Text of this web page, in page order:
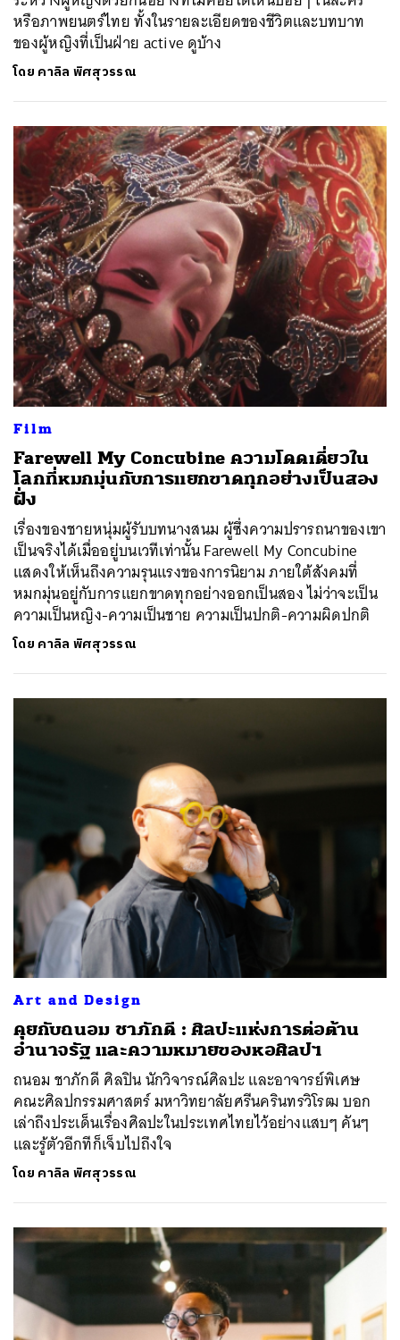
หรือภาพยนตร์ไทย ทั้งในรายละเอียดของชีวิตและบทบาท
ของผู้หญิงที่เป็นฝ่าย active ดูบ้าง
โดย คาลิล พิศสุวรรณ
Film
Farewell My Concubine ความโดดเดี่ยวใน
โลกที่หมกมุ่นกับการแยกขาดทุกอย่างเป็นสอง
ฝั่ง
เรื่องของชายหนุ่มผู้รับบทนางสนม ผู้ซึ่งความปรารถนาของเขา
เป็นจริงได้เมื่ออยู่บนเวทีเท่านั้น Farewell My Concubine
แสดงให้เห็นถึงความรุนแรงของการนิยาม ภายใต้สังคมที่
หมกมุ่นอยู่กับการแยกขาดทุกอย่างออกเป็นสอง ไม่ว่าจะเป็น
ความเป็นหญิง-ความเป็นชาย ความเป็นปกติ-ความผิดปกติ
โดย คาลิล พิศสุวรรณ
Art and Design
คุยกับถนอม ชาภักดี : ศิลปะแห่งการต่อต้าน
อำนาจรัฐ และความหมายของหอศิลปฯ
ถนอม ชาภักดี ศิลปิน นักวิจารณ์ศิลปะ และอาจารย์พิเศษ
คณะศิลปกรรมศาสตร์ มหาวิทยาลัยศรีนครินทรวิโรฒ บอก
เล่าถึงประเด็นเรื่องศิลปะในประเทศไทยไว้อย่างแสบๆ คันๆ
และรู้ตัวอีกทีก็เจ็บไปถึงใจ
โดย คาลิล พิศสุวรรณ
ค้นหา
SHARE TWEET LINE EMAIL